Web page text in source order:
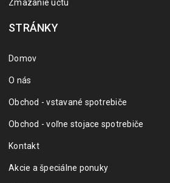
Zmazanie účtu
STRÁNKY
Domov
O nás
Obchod - vstavané spotrebiče
Obchod - voľne stojace spotrebiče
Kontakt
Akcie a špeciálne ponuky